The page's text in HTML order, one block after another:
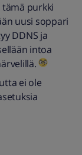
purkki
uusi soppari
DDNS ja
intoa
ei ole